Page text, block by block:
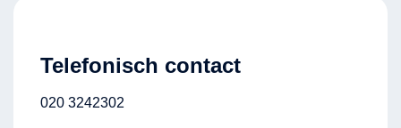
Telefonisch contact
020 3242302